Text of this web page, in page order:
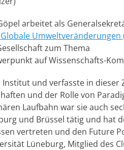
arbeitet als
Umweltveränderungen
zum Thema
auf Wissenschafts-
und verfasste in dieser
und der Rolle von
Laufbahn war sie auch
und Brüssel tätig und hat
vertreten und den Future
Lüneburg, Mitglied des